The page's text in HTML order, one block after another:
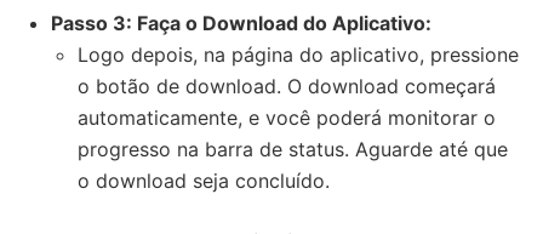
Passo 3: Faça o Download do Aplicativo:
Logo depois, na página do aplicativo, pressione
o botão de download. O download começará
automaticamente, e você poderá monitorar o
progresso na barra de status. Aguarde até que
o download seja concluído.